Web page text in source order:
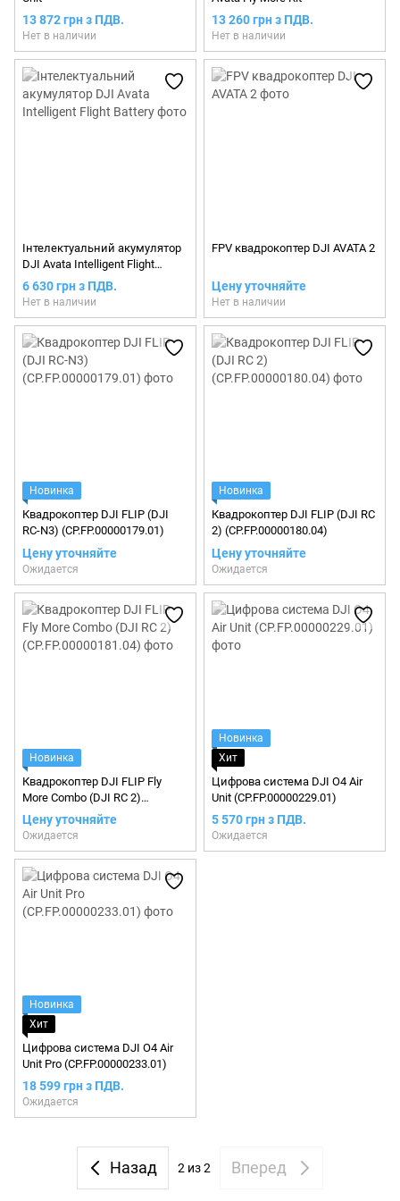
13 872 грн з ПДВ.
Нет в наличии
13 260 грн з ПДВ.
Нет в наличии
Інтелектуальний акумулятор
DJI Avata Intelligent Flight
Battery
6 630 грн з ПДВ.
Нет в наличии
FPV квадрокоптер DJI AVATA 2
Цену уточняйте
Нет в наличии
Новинка
Квадрокоптер DJI FLIP (DJI
RC-N3) (CP.FP.00000179.01)
Цену уточняйте
Ожидается
Новинка
Квадрокоптер DJI FLIP (DJI RC
2) (CP.FP.00000180.04)
Цену уточняйте
Ожидается
Новинка
Квадрокоптер DJI FLIP Fly
More Combo (DJI RC 2)
(CP.FP.00000181.04)
Цену уточняйте
Ожидается
Новинка
Хит
Цифрова система DJI O4 Air
Unit (CP.FP.00000229.01)
5 570 грн з ПДВ.
Ожидается
Новинка
Хит
Цифрова система DJI O4 Air
Unit Pro (CP.FP.00000233.01)
18 599 грн з ПДВ.
Ожидается
Назад 2 из 2 Вперед